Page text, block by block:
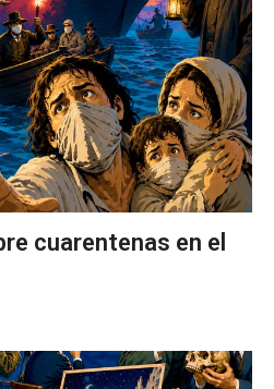
cuarentenas en el